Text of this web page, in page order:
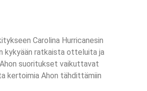
Carolina Hurricanesin
kykyään ratkaista otteluita ja
suoritukset vaikuttavat
kertoimia Ahon tähdittämiin